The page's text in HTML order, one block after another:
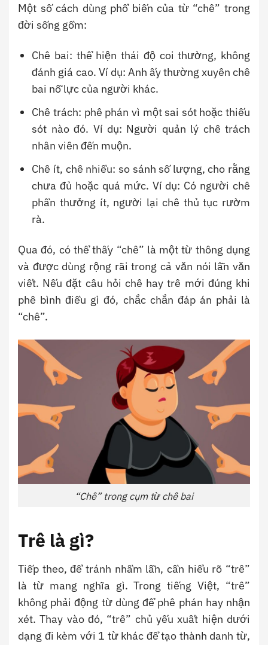
Một số cách dùng phổ biến của từ “chê” trong
đời sống gồm:
Chê bai: thể hiện thái độ coi thường, không
đánh giá cao. Ví dụ: Anh ấy thường xuyên chê
bai nỗ lực của người khác.
Chê trách: phê phán vì một sai sót hoặc thiếu
sót nào đó. Ví dụ: Người quản lý chê trách
nhân viên đến muộn.
Chê ít, chê nhiều: so sánh số lượng, cho rằng
chưa đủ hoặc quá mức. Ví dụ: Có người chê
phần thưởng ít, người lại chê thủ tục rườm
rà.
Qua đó, có thể thấy “chê” là một từ thông dụng
và được dùng rộng rãi trong cả văn nói lẫn văn
viết. Nếu đặt câu hỏi chê hay trê mới đúng khi
phê bình điều gì đó, chắc chắn đáp án phải là
“chê”.
“Chê” trong cụm từ chê bai
Trê là gì?
Tiếp theo, để tránh nhầm lẫn, cần hiểu rõ “trê”
là từ mang nghĩa gì.Trong tiếng Việt, “trê”
không phải động từ dùng để phê phán hay nhận
xét.Thay vào đó, “trê” chủ yếu xuất hiện dưới
dạng đi kèm với 1 từ khác để tạo thành danh từ,